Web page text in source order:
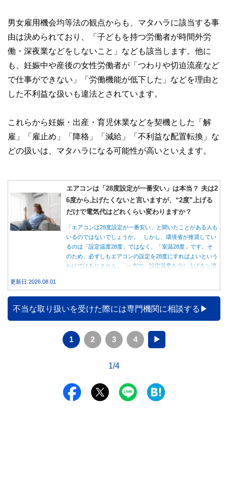
男女雇用機会均等法の観点からも、マタハラに該当する事
由は決められており、「子どもを持つ労働者が時間外労
働・深夜業などをしないこと」なども該当します。他に
も、妊娠中や産後の女性労働者が「つわりや切迫流産など
で仕事ができない」「労働機能が低下した」などを理由と
した不利益な扱いも違法とされています。
これらから妊娠・出産・育児休業などを契機とした「解
雇」「雇止め」「降格」「減給」「不利益な配置転換」な
どの扱いは、マタハラになる可能性が高いといえます。
エアコンは「28度設定が一番安い」は本当？ 夫は2
6度から上げたくないと言いますが、“2度”上げる
だけで電気代はどれくらい変わりますか？
「エアコンは28度設定が一番安い」と聞いたことがある人も
いるのではないでしょうか。 しかし、環境省が推奨してい
るのは「設定温度28度」ではなく、「室温28度」です。そ
のため、必ずしもエアコンの設定を28度にすればよいという
わけではありません。 一方で、設定温度を少し上げると消
データをもとに、節約効果の目安と快適に過ごすためのポイ
ントを分かりやすく解説します。
更新日:2026.08.01
不当な取り扱いを受けた際には専門機関に相談する
1 2 3 4 ▶
1/4